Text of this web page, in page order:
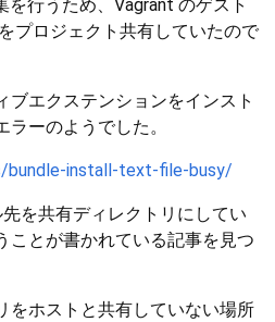
行うため、Vagrant のゲスト
プロジェクト共有していたので
ブエクステンションをインスト
ーのようでした。
bundle-install-text-file-busy/
を共有ディレクトリにしてい
ことが書かれている記事を見つ
をホストと共有していない場所